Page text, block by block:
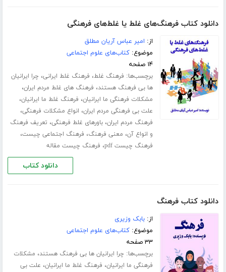
دانلود کتاب فرهنگ‌های غلط یا غلط‌های فرهنگی
از: امیر عباس آریان مطلق
موضوع:کتاب‌های علوم اجتماعی
۱۴ صفحه
برچسب‌ها: فرهنگ غلط، فرهنگ غلط ایرانی، چرا ایرانیان
ها بی فرهنگ هستند، فرهنگ های غلط مردم ایران،
مشکلات فرهنگی ما ایرانیان، فرهنگ غلط ما ایرانیان،
علت بی فرهنگی مردم ایران، انواع مشکلات فرهنگی،
فرهنگ مردم ایران،باورهای غلط فرهنگی، تعریف فرهنگ
و انواع آن، معنی فرهنگ، فرهنگ اجتماعی چیست،
فرهنگ چیست pdf ، فرهنگ چیست مقاله
دانلود کتاب
دانلود کتاب فرهنگ
از:بابک وزیری
موضوع:کتاب‌های علوم اجتماعی
۳۳ صفحه
برچسب‌ها: چرا ایرانیان ها بی فرهنگ هستند، مشکلات
فرهنگی ما ایرانیان، فرهنگ غلط ما ایرانیان، علت بی